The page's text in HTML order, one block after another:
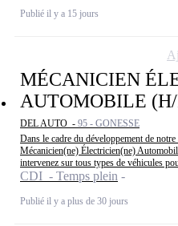
Publié il y a 15 jours
MÉCANICIEN
AUTOMOBILE
DEL AUTO - 95 - GONESSE
Dans le cadre du développement de
Mécanicien(ne) Électricien(ne)
intervenez sur tous types de véhicules
CDI - Temps plein
Publié il y a plus de 30 jours